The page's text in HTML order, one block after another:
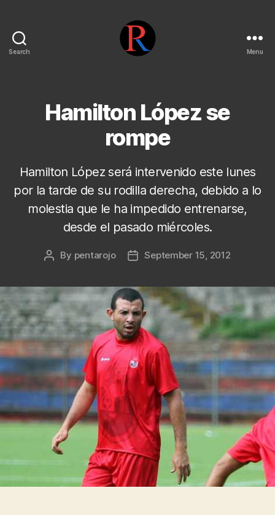
Search Menu
Hamilton López se
rompe
Hamilton López será intervenido este lunes
por la tarde de su rodilla derecha, debido a lo
molestia que le ha impedido entrenarse,
desde el pasado miércoles.
Post
By pentarojo
PostSeptember 15, 2012